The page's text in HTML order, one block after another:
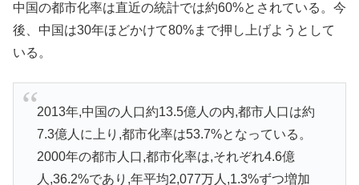
中国の都市化率は直近の統計では約60%とされている。今
後、中国は30年ほどかけて80%まで押し上げようとして
いる。
2013年,中国の人口約13.5億人の内,都市人口は約
7.3億人に上り,都市化率は53.7%となっている。
2000年の都市人口,都市化率は,それぞれ4.6億
人,36.2%であり,年平均2,077万人,1.3%ずつ増加